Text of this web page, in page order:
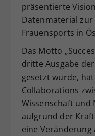
präsentierte
Datenmaterial
Frauensports in
Das Motto
dritte Ausgabe
gesetzt wurde,
Collaborations
Wissenschaft und
aufgrund der
eine